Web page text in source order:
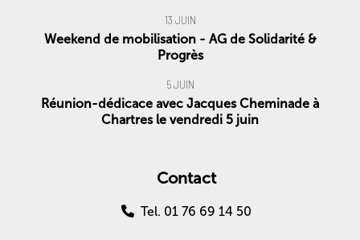
13 JUIN
Weekend de mobilisation - AG de Solidarité &
Progrès
5 JUIN
Réunion-dédicace avec Jacques Cheminade à
Chartres le vendredi 5 juin
Contact
Tel. 01 76 69 14 50